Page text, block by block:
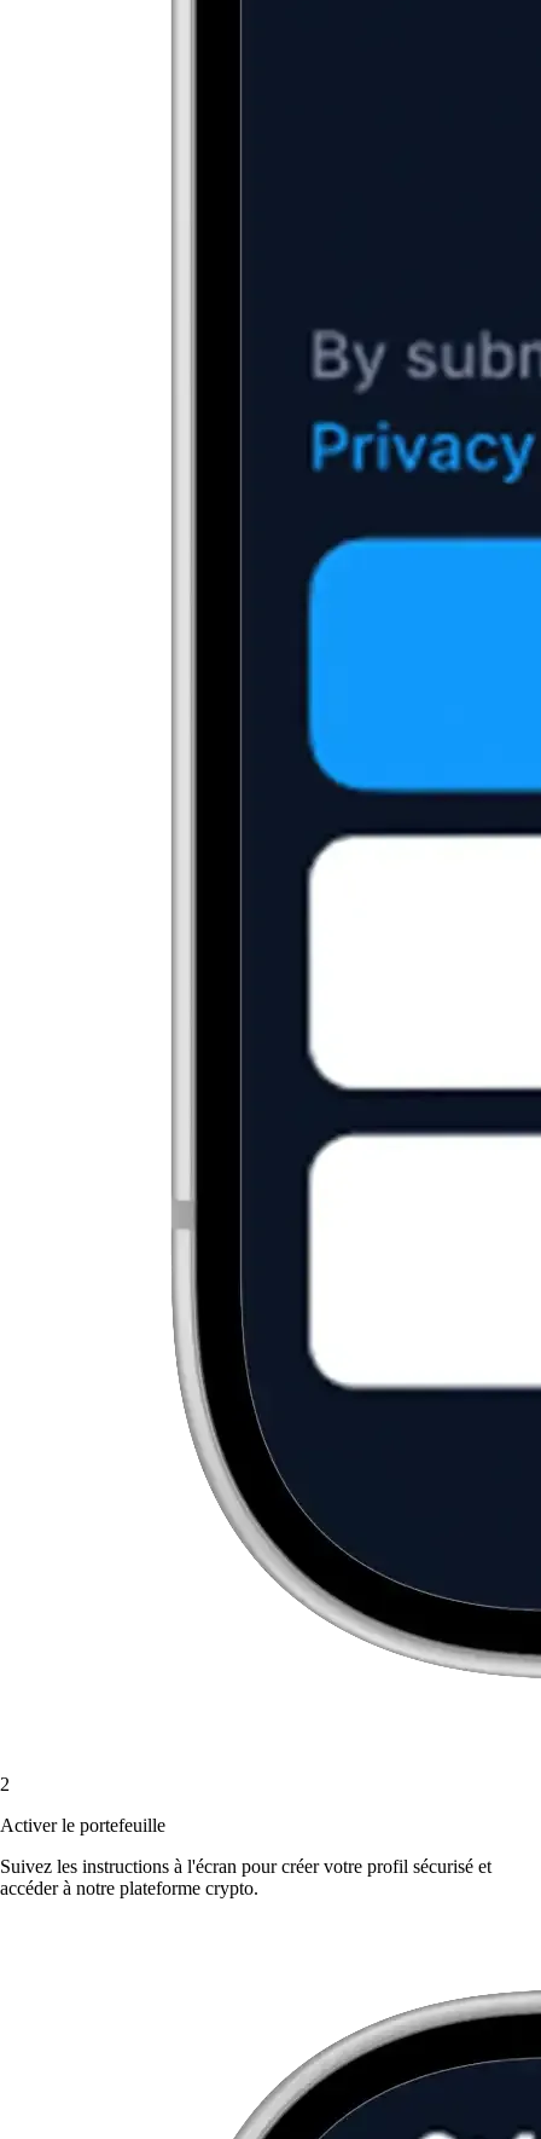
2
Activer le portefeuille
Suivez les instructions à l'écran pour créer votre profil sécurisé et
accéder à notre plateforme crypto.